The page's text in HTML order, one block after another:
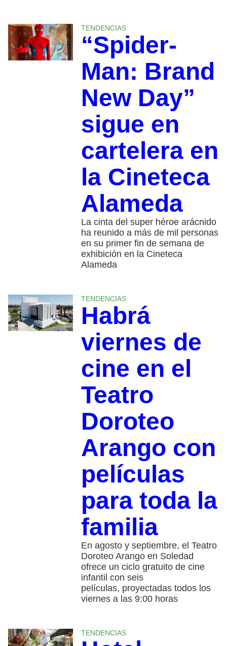
TENDENCIAS
“Spider-
Man: Brand
New Day”
sigue en
cartelera en
la Cineteca
Alameda
La cinta del super héroe arácnido
ha reunido a más de mil personas
en su primer fin de semana de
exhibición en la Cineteca
Alameda
TENDENCIAS
Habrá
viernes de
cine en el
Teatro
Doroteo
Arango con
películas
para toda la
familia
En agosto y septiembre, el Teatro
Doroteo Arango en Soledad
ofrece un ciclo gratuito de cine
infantil con seis
películas, proyectadas todos los
viernes a las 9:00 horas
TENDENCIAS